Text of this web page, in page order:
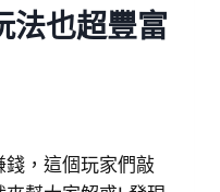
法也超豐富
，這個玩家們敲